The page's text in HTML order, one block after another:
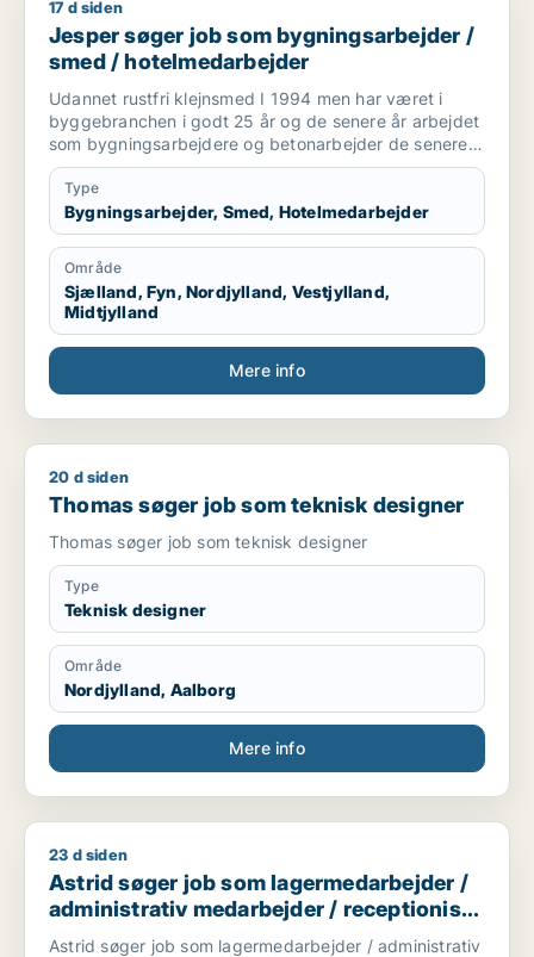
Jesper søger job som bygningsarbejder / smed /
17 d siden
Jesper søger job som bygningsarbejder /
smed / hotelmedarbejder
Udannet rustfri klejnsmed I 1994 men har været i
byggebranchen i godt 25 år og de senere år arbejdet
som bygningsarbejdere og betonarbejder de senere
år som kranfører som jeg er pt.
Type
Bygningsarbejder, Smed, Hotelmedarbejder
Område
Sjælland, Fyn, Nordjylland, Vestjylland,
Midtjylland
Mere info
Thomas søger job som teknisk designer
20 d siden
Thomas søger job som teknisk designer
Thomas søger job som teknisk designer
Type
Teknisk designer
Område
Nordjylland, Aalborg
Mere info
Astrid søger job som lagermedarbejder / administrativ
23 d siden
Astrid søger job som lagermedarbejder /
administrativ medarbejder / receptionist /
tjener / køkkenmedarbejder
Astrid søger job som lagermedarbejder / administrativ